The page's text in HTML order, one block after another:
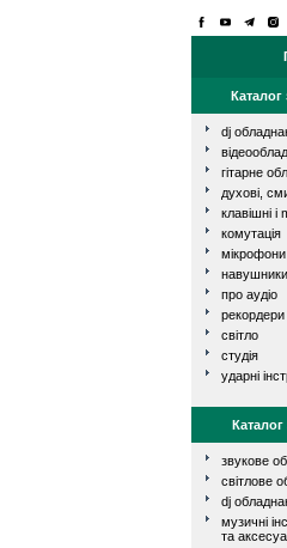
Каталог
dj
гітарне
духові,
клавішні і
комутація
навушники
про аудіо
світло
студія
ударні
звукове
світлове
dj
музичні
та